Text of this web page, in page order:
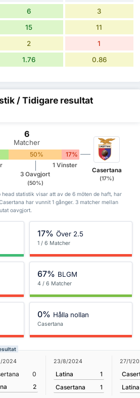
6 3
15 11
2 1
1.76 0.86
/ Tidigare resultat
6
Matcher
50% 17%
3 Oavgjort
(50%)
1 Vinster
Casertana
(17%)
head statistik visar att av de 6 möten de haft, har
har vunnit 1 gånger. 3 matcher mellan
oavgjort.
17% Över 2.5
1 / 6 Matcher
67% BLGM
4 / 6 Matcher
0% Hålla nollan
Casertana
2024
0
2
23/8/2024
Latina
1
Casertana
1
27/1/
Latina